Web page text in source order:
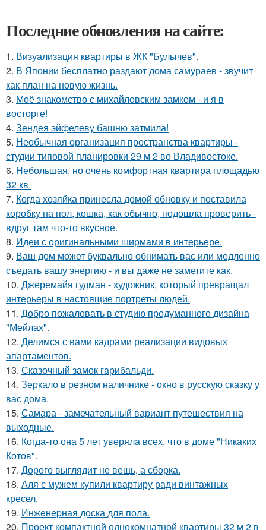
Последние обновления на сайте:
1. Визуализация квартиры в ЖК "Булычев".
2. В Японии бесплатно раздают дома самураев - звучит
как план на новую жизнь.
3. Моё знакомство с михайловским замком - и я в
восторге!
4. Зендея эйфелеву башню затмила!
5. Необычная организация пространства квартиры -
студии типовой планировки 29 м 2 во Владивостоке.
6. Небольшая, но очень комфортная квартира площадью
32 кв.
7. Когда хозяйка принесла домой обновку и поставила
коробку на пол, кошка, как обычно, подошла проверить -
вдруг там что-то вкусное.
8. Идеи с оригинальными ширмами в интерьере.
9. Ваш дом может буквально обнимать вас или медленно
съедать вашу энергию - и вы даже не заметите как.
10. Джеремайя гудман - художник, который превращал
интерьеры в настоящие портреты людей.
11. Добро пожаловать в студию продуманного дизайна
"Мейлах".
12. Делимся с вами кадрами реализации видовых
апартаментов.
13. Сказочный замок гарибальди.
14. Зеркало в резном наличнике - окно в русскую сказку у
вас дома.
15. Самара - замечательный вариант путешествия на
выходные.
16. Когда-то она 5 лет уверяла всех, что в доме "Никаких
Котов".
17. Дорого выглядит не вещь, а сборка.
18. Аля с мужем купили квартиру ради винтажных
кресел.
19. Инжeнepная доска для пола.
20. Проект компактной однокомнатной квартиры 32 м 2 в